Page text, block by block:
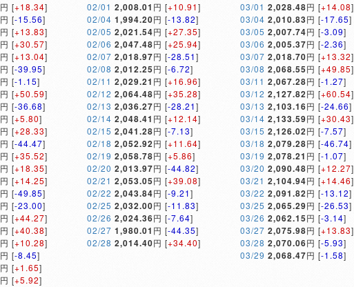
円 [+18.34]
円 [-15.56]
円 [+13.83]
円 [+30.57]
円 [+13.04]
円 [-39.95]
円 [-1.15]
円 [+50.59]
円 [-36.68]
円 [+5.80]
円 [+28.33]
円 [-44.47]
円 [+35.52]
円 [+18.35]
円 [+14.25]
円 [-49.85]
円 [-23.00]
円 [+44.27]
円 [+40.38]
円 [+10.28]
円 [-8.45]
円 [+1.65]
円 [+5.92]
02/01 2,008.01 円 [+10.91]
02/04 1,994.20円 [-13.82]
02/05 2,021.54円 [+27.35]
02/06 2,047.48円 [+25.94]
02/07 2,018.97円 [-28.51]
02/08 2,012.25円 [-6.72]
02/11 2,029.21 円 [+16.96]
02/12 2,064.48円 [+35.28]
02/13 2,036.27円 [-28.21]
02/14 2,048.41 円 [+12.14]
02/15 2,041.28円 [-7.13]
02/18 2,052.92円 [+11.64]
02/19 2,058.78円 [+5.86]
02/20 2,013.97円 [-44.82]
02/21 2,053.05円 [+39.08]
02/22 2,043.84円 [-9.21]
02/25 2,032.00円 [-11.83]
02/26 2,024.36円 [-7.64]
02/27 1,980.01 円 [-44.35]
02/28 2,014.40円 [+34.40]
03/01 2,028.48円 [+14.08]
03/04 2,010.83円 [-17.65]
03/05 2,007.74円 [-3.09]
03/06 2,005.37円 [-2.36]
03/07 2,018.70円 [+13.32]
03/08 2,068.55円 [+49.85]
03/11 2,067.28円 [-1.27]
03/12 2,127.82円 [+60.54]
03/13 2,103.16円 [-24.66]
03/14 2,133.59円 [+30.43]
03/15 2,126.02円 [-7.57]
03/18 2,079.28円 [-46.74]
03/19 2,078.21 円 [-1.07]
03/20 2,090.48円 [+12.27]
03/21 2,104.94円 [+14.46]
03/22 2,091.82円 [-13.12]
03/25 2,065.29円 [-26.53]
03/26 2,062.15円 [-3.14]
03/27 2,075.98円 [+13.83]
03/28 2,070.06円 [-5.93]
03/29 2,068.47円 [-1.58]